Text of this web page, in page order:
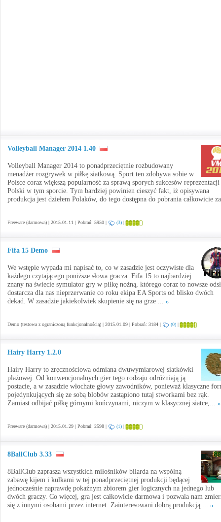
Volleyball Manager 2014 1.40
Volleyball Manager 2014 to ponadprzeciętnie rozbudowany
menadżer rozgrywek w piłkę siatkową. Sport ten zdobywa sobie w
Polsce coraz większą popularność za sprawą sporych sukcesów reprezentacji
Polski w tym sporcie. Tym bardziej powinien cieszyć fakt, iż opisywana
produkcja jest dziełem Polaków, do tego dostępna do pobrania całkowicie
Freeware (darmowa) | 2015.01.11 | Pobrań: 5950 | (3) |
Fifa 15 Demo
We wstępie wypada mi napisać to, co w zasadzie jest oczywiste dla
każdego czytającego poniższe słowa gracza. Fifa 15 to najbardziej
znany na świecie symulator gry w piłkę nożną, którego coraz to nowsze
dostarcza dla nas nieprzerwanie co roku ekipa EA Sports od blisko dwóch
dekad. W zasadzie jakiekolwiek skupienie się na grze ...
Demo (testowa z ograniczoną funkcjonalnością) | 2015.01.09 | Pobrań: 3184 | (0) |
Hairy Harry 1.2.0
Hairy Harry to zręcznościowa odmiana dwuwymiarowej siatkówki
plażowej. Od konwencjonalnych gier tego rodzaju odróżniają ją
postacie, a w zasadzie włochate głowy zawodników, ponieważ klasyczne
pojedynkujących się ze sobą blobów zastąpiono tutaj stworkami bez rąk.
Zamiast odbijać piłkę górnymi kończynami, niczym w klasycznej siatce,...
Freeware (darmowa) | 2015.01.29 | Pobrań: 2598 | (1) |
8BallClub 3.33
8BallClub zaprasza wszystkich miłośników bilarda na wspólną
zabawę kijem i kulkami w tej ponadprzeciętnej produkcji będącej
jednocześnie naprawdę pokaźnym zbiorem gier logicznych na jednego lub
dwóch graczy. Co więcej, gra jest całkowicie darmowa i pozwala nam
się z innymi osobami przez internet. Zainteresowani dobrą produkcją ...